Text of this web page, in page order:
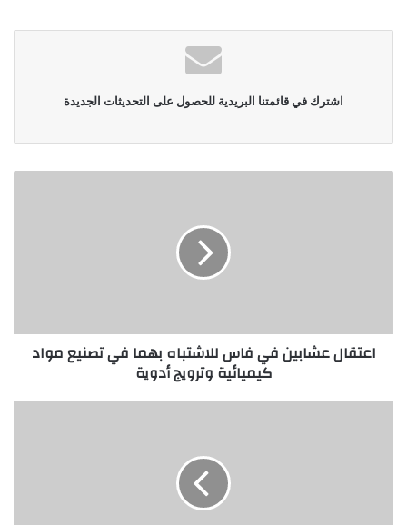
اشترك في قائمتنا البريدية للحصول على التحديثات الجديدة
اعتقال عشابين في فاس للاشتباه بهما في تصنيع مواد
كيميائية وترويج أدوية